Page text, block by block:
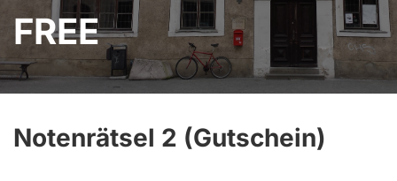
FREE
Notenrätsel 2 (Gutschein)